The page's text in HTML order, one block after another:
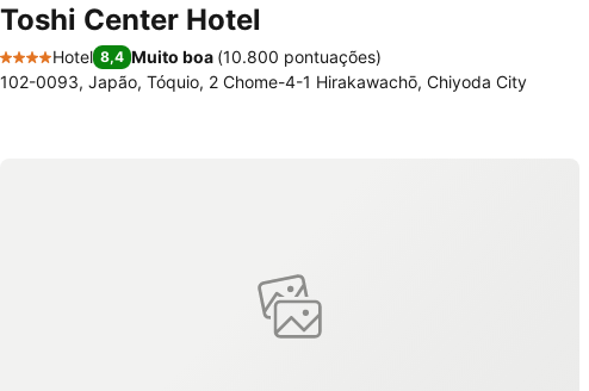
Toshi Center Hotel
4 Estrelas
Hotel 8,4 Muito boa (10.800 pontuações)
102-0093, Japão, Tóquio, 2 Chome-4-1 Hirakawachō, Chiyoda City